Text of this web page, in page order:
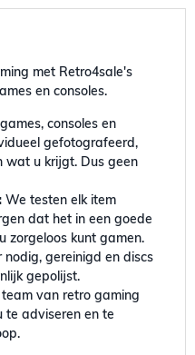
met Retro4sale's
en consoles.
consoles en
gefotografeerd,
wat u krijgt. Dus geen
We testen elk item
dat het in een goede
zorgeloos kunt gamen.
gereinigd en discs
gepolijst.
van retro gaming
adviseren en te